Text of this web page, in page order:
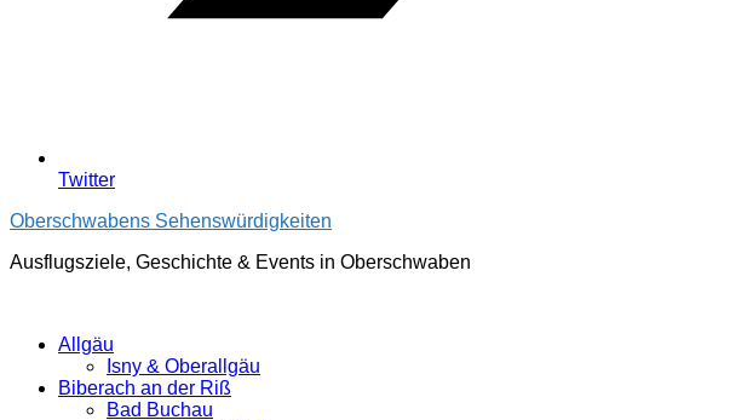
Twitter
Oberschwabens Sehenswürdigkeiten
Ausflugsziele, Geschichte & Events in Oberschwaben
Allgäu
Isny & Oberallgäu
Biberach an der Riß
Bad Buchau